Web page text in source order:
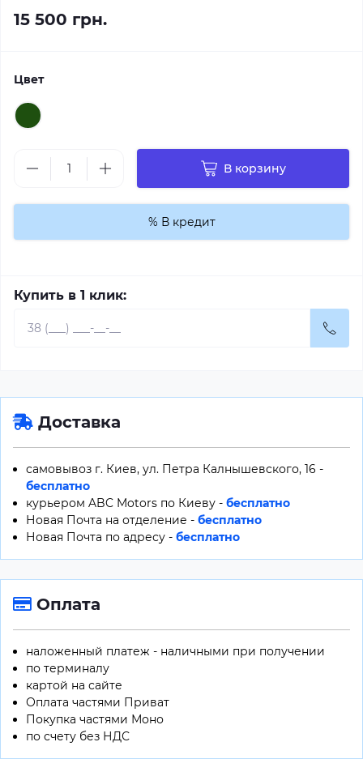
15 500 грн.
Цвет
В корзину
% В кредит
Купить в 1 клик:
Доставка
самовывоз г. Киев, ул. Петра Калнышевского, 16 -
бесплатно
курьером ABC Motors по Киеву - бесплатно
Новая Почта на отделение - бесплатно
Новая Почта по адресу - бесплатно
Оплата
наложенный платеж - наличными при получении
по терминалу
картой на сайте
Оплата частями Приват
Покупка частями Моно
по счету без НДС